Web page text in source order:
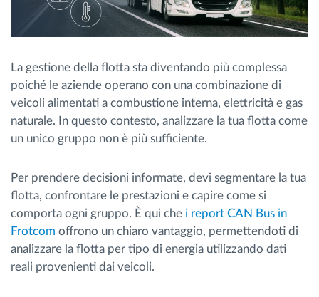
Come risolviamo tutte le attività della flotta
Scopri quanto risparmi
La gestione della flotta sta diventando più complessa
poiché le aziende operano con una combinazione di
veicoli alimentati a combustione interna, elettricità e gas
naturale. In questo contesto, analizzare la tua flotta come
un unico gruppo non è più sufficiente.
Per prendere decisioni informate, devi segmentare la tua
flotta, confrontare le prestazioni e capire come si
comporta ogni gruppo. È qui che i report CAN Bus in
Frotcom offrono un chiaro vantaggio, permettendoti di
analizzare la flotta per tipo di energia utilizzando dati
reali provenienti dai veicoli.